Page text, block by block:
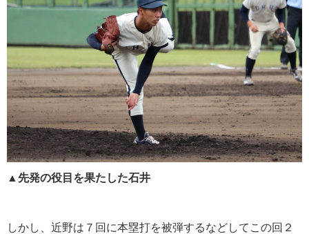
▲先発の役目を果たした石井
しかし、近野は７回に本塁打を被弾するなどしてこの回２